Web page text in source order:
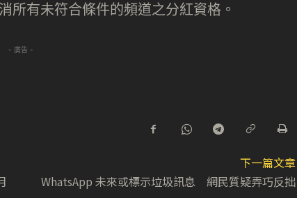
有未符合條件的頻道之分紅資格。
- 廣告 -
下一篇文章
WhatsApp 未來或標示垃圾訊息 網民質疑弄巧反拙